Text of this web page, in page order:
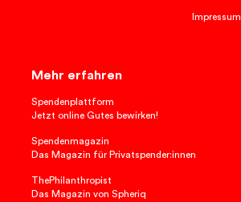
Impressum
Mehr erfahren
Spendenplattform
Jetzt online Gutes bewirken!
Spendenmagazin
Das Magazin für Privatspender:innen
ThePhilanthropist
Das Magazin von Spheriq